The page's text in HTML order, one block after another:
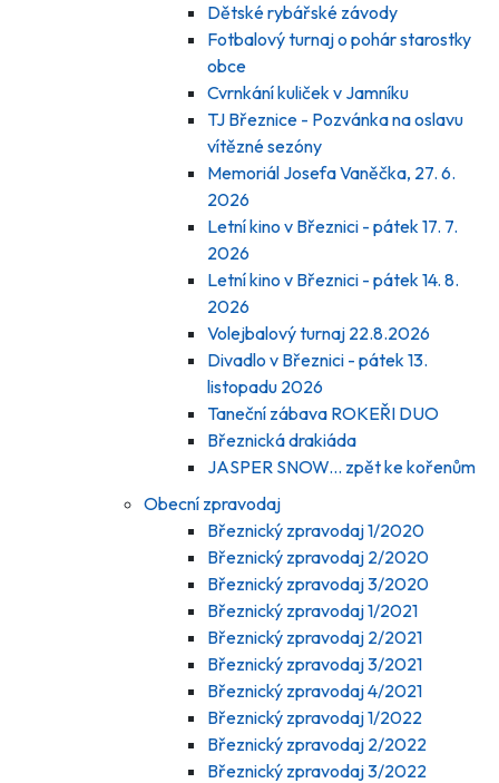
Dětské rybářské závody
Fotbalový turnaj o pohár starostky
obce
Cvrnkání kuliček v Jamníku
TJ Březnice - Pozvánka na oslavu
vítězné sezóny
Memoriál Josefa Vaněčka, 27. 6.
2026
Letní kino v Březnici - pátek 17. 7.
2026
Letní kino v Březnici - pátek 14. 8.
2026
Volejbalový turnaj 22.8.2026
Divadlo v Březnici - pátek 13.
listopadu 2026
Taneční zábava ROKEŘI DUO
Březnická drakiáda
JASPER SNOW... zpět ke kořenům
Obecní zpravodaj
Březnický zpravodaj 1/2020
Březnický zpravodaj 2/2020
Březnický zpravodaj 3/2020
Březnický zpravodaj 1/2021
Březnický zpravodaj 2/2021
Březnický zpravodaj 3/2021
Březnický zpravodaj 4/2021
Březnický zpravodaj 1/2022
Březnický zpravodaj 2/2022
Březnický zpravodaj 3/2022